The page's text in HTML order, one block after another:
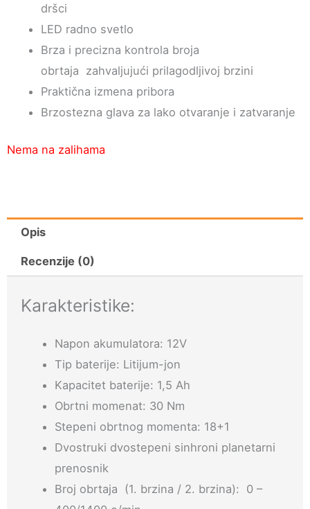
dršci
LED radno svetlo
Brza i precizna kontrola broja
obrtaja zahvaljujući prilagodljivoj brzini
Praktična izmena pribora
Brzostezna glava za lako otvaranje i zatvaranje
Nema na zalihama
Opis
Recenzije (0)
Karakteristike:
Napon akumulatora: 12V
Tip baterije: Litijum-jon
Kapacitet baterije: 1,5 Ah
Obrtni momenat: 30 Nm
Stepeni obrtnog momenta: 18+1
Dvostruki dvostepeni sinhroni planetarni
prenosnik
Broj obrtaja (1. brzina / 2. brzina): 0 –